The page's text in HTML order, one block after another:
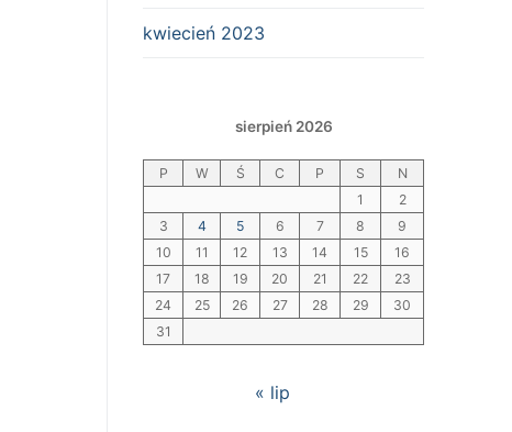
kwiecień 2023
sierpień 2026
P W Ś C P S
N
1
2
3
4 5 6 7 8
9
10
11 12 13 14 15
16
17
18 19 20 21 22
23
24
25 26 27 28 29
30
31
« lip